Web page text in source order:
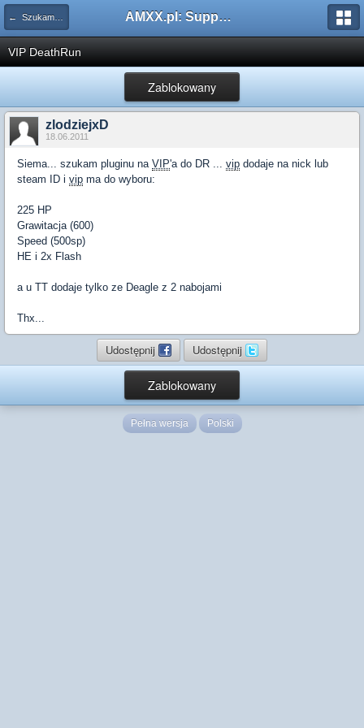
← Szukam pluginu AMXX.pl: Support AMX Mod X i SourceMod
VIP DeathRun
Zablokowany
zlodziejxD
18.06.2011
Siema... szukam pluginu na VIP'a do DR ... vip dodaje na nick lub
steam ID i vip ma do wyboru:
225 HP
Grawitacja (600)
Speed (500sp)
HE i 2x Flash
a u TT dodaje tylko ze Deagle z 2 nabojami
Thx...
Udostępnij Udostępnij
Zablokowany
Pełna wersja Polski